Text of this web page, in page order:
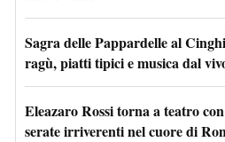
Sagra delle Pappardelle al
ragù, piatti tipici e musica dal
Eleazaro Rossi torna a teatro
serate irriverenti nel cuore di